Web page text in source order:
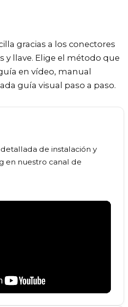
gracias a los conectores
y llave. Elige el método que
en vídeo, manual
guía visual paso a paso.
de instalación y
en nuestro canal de